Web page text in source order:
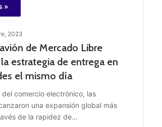
»
2023
de Mercado Libre
estrategia de entrega en
el mismo día
del comercio electrónico, las
una expansión global más
de la rapidez de…